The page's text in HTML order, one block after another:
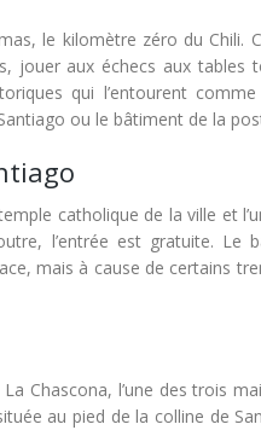
le kilomètre zéro du Chili.
jouer aux échecs aux
qui l’entourent
ou le bâtiment de la
catholique de la ville et
l’entrée est gratuite. Le
mais à cause de certains
Chascona, l’une des trois
au pied de la colline de